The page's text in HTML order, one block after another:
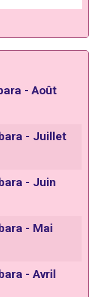
- Août
- Juillet
- Juin
- Mai
- Avril